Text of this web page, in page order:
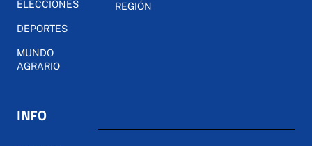
ELECCIONES
DEPORTES
MUNDO
AGRARIO
REGIÓN
INFO